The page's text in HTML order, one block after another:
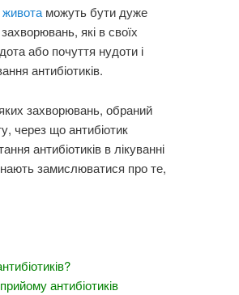
животаможуть бути дуже
які в своїх
або почуття нудоти і
антибіотиків.
яких захворювань, обраний
через що антибіотик
антибіотиків в лікуванні
замислюватися про те,
антибіотиків